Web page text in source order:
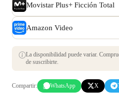
Movistar Plus+ Ficción Total
Amazon Video
La disponibilidad puede variar.
de suscribirte.
Compartir: WhatsApp X